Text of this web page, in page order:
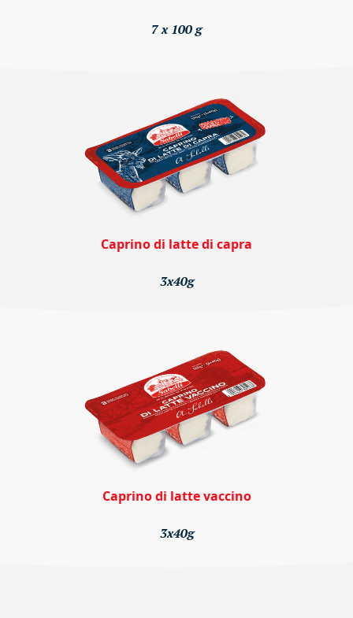
7 x 100 g
Caprino di latte di capra
3x40g
Caprino di latte vaccino
3x40g